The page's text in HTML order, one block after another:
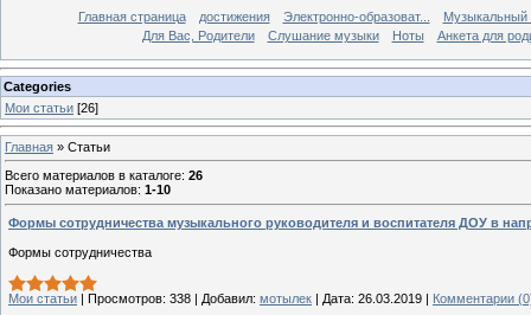
Главная страница достижения Электронно-образоват...
Музыкальный
Для Вас, Родители
Слушание музыки Ноты Анкета для
Categories
Мои статьи [26]
Главная » Статьи
Всего материалов в каталоге: 26
Показано материалов: 1-10
Формы сотрудничества музыкального руководителя и воспитателя ДОУ в
Формы сотрудничества
Мои статьи Просмотров: 338 Добавил: мотылек Дата: 26.03.2019 Комментарии